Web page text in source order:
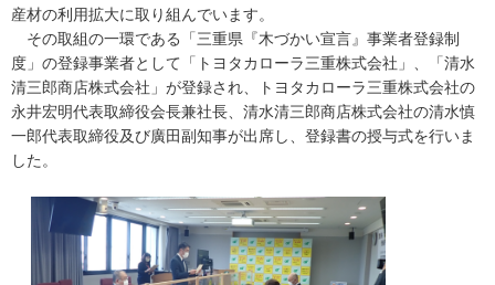
産材の利用拡大に取り組んでいます。
その取組の一環である「三重県『木づかい宣言』事業者登録制
度」の登録事業者として「トヨタカローラ三重株式会社」、「清水
清三郎商店株式会社」が登録され、トヨタカローラ三重株式会社の
永井宏明代表取締役会長兼社長、清水清三郎商店株式会社の清水慎
一郎代表取締役及び廣田副知事が出席し、登録書の授与式を行いま
した。